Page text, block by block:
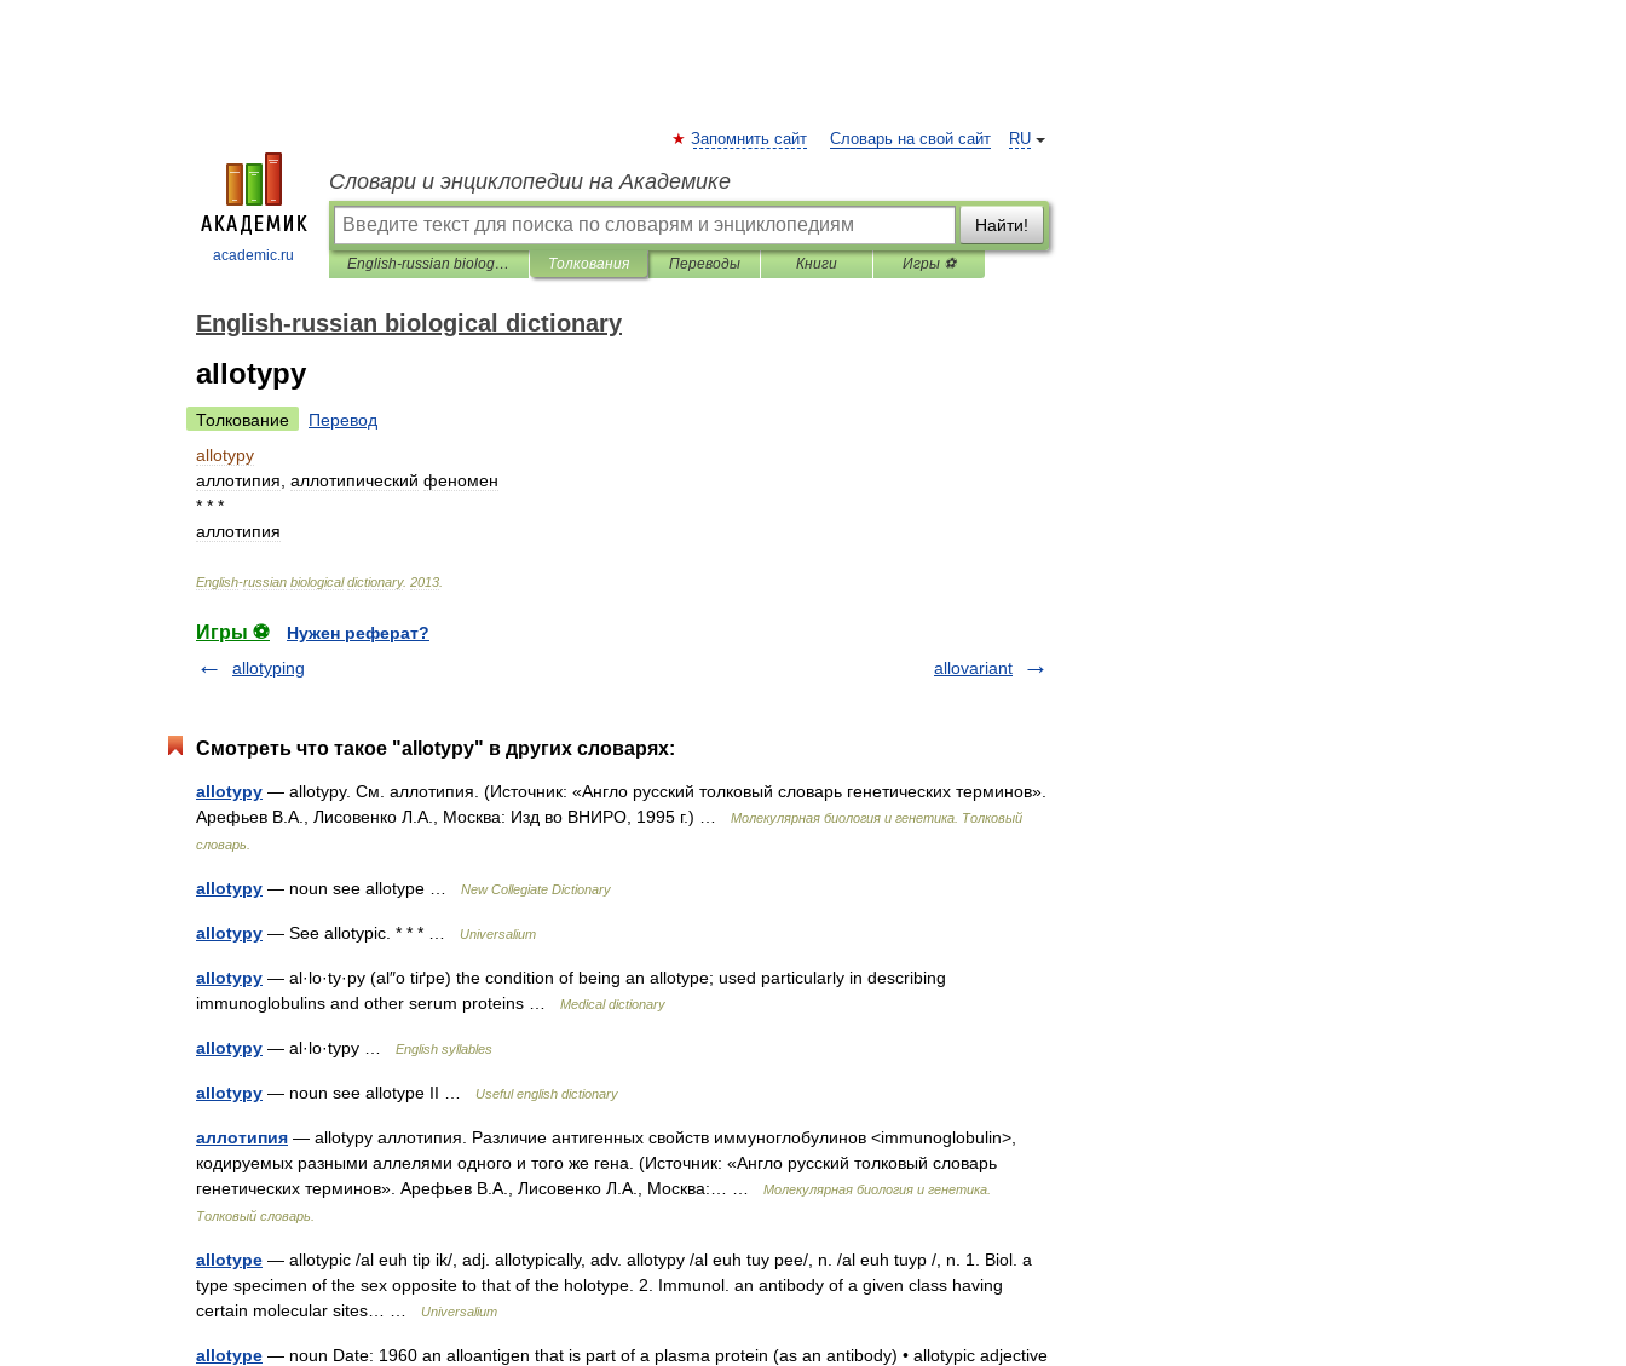
academic.ru
RU
Запомнить сайт Словарь на свой сайт
Словари и энциклопедии на Академике
Найти!
English-russian biological dictionary Толкования Переводы Книги Игры ⚽
English-russian biological dictionary
allotypy
Толкование
Перевод
allotypy
аллотипия аллотипический феномен
* * *
аллотипия
English-russian biological dictionary. 2013
Игры ⚽
Нужен реферат?
allotyping
allovariant
Смотреть что такое "allotypy" в других словарях:
allotypy — allotypy. См. аллотипия. (Источник: «Англо русский толковый словарь генетических терминов».
Арефьев В.А., Лисовенко Л.А., Москва: Изд во ВНИРО, 1995 г.) …
Молекулярная биология и генетика. Толковый
словарь.
allotypy — noun see allotype … New Collegiate Dictionary
allotypy — See allotypic. * * * … Universalium
allotypy — al·lo·ty·py (al″o tiґpe) the condition of being an allotype; used particularly in describing
immunoglobulins and other serum proteins …
Medical dictionary
allotypy — al·lo·typy … English syllables
allotypy — noun see allotype II … Useful english dictionary
аллотипия — allotypy аллотипия. Pазличие антигенных свойств иммуноглобулинов <immunoglobulin>,
кодируемых разными аллелями одного и того же гена. (Источник: «Англо русский толковый словарь
генетических терминов». Арефьев В.А., Лисовенко Л.А., Москва:… …
Молекулярная биология и генетика.
Толковый словарь.
allotype — allotypic /al euh tip ik/, adj. allotypically, adv. allotypy /al euh tuy pee/, n. /al euh tuyp /, n. 1. Biol. a
type specimen of the sex opposite to that of the holotype. 2. Immunol. an antibody of a given class having
certain molecular sites… …
Universalium
allotype — noun Date: 1960 an alloantigen that is part of a plasma protein (as an antibody) • allotypic adjective